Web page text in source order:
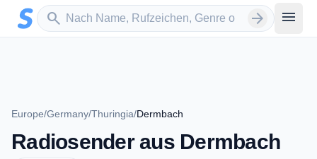
Zum Hauptinhalt springen
search
Sender suchen arrow_forward menu
Europe/Germany/Thuringia/Dermbach
Radiosender aus Dermbach